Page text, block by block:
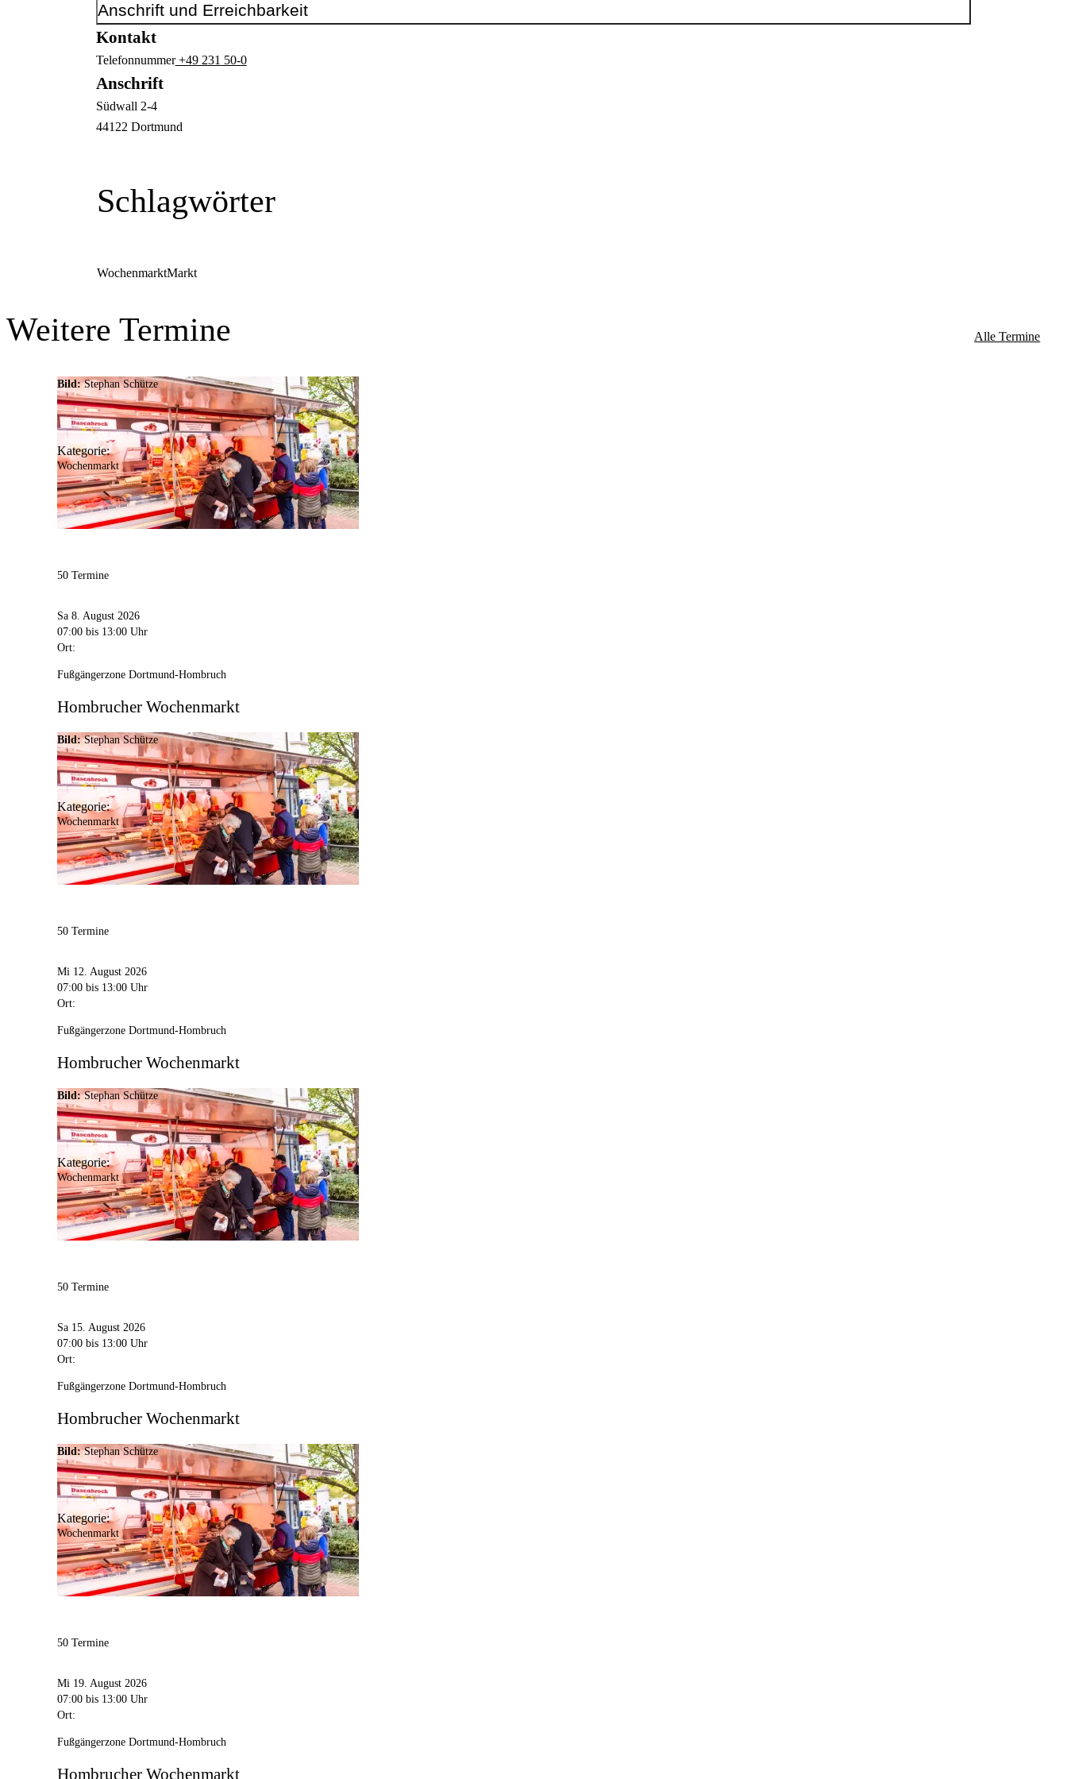
Anschrift und Erreichbarkeit
Kontakt
Telefonnummer+49 231 50-0
Anschrift
Südwall 2-4
44122 Dortmund
Schlagwörter
WochenmarktMarkt
Weitere Termine Alle Termine
Bild: Stephan Schütze
Kategorie:
Wochenmarkt
50 Termine
Sa 8. August 2026
07:00 bis 13:00 Uhr
Ort:
Fußgängerzone Dortmund-Hombruch
Hombrucher Wochenmarkt
Bild: Stephan Schütze
Kategorie:
Wochenmarkt
50 Termine
Mi 12. August 2026
07:00 bis 13:00 Uhr
Ort:
Fußgängerzone Dortmund-Hombruch
Hombrucher Wochenmarkt
Bild: Stephan Schütze
Kategorie:
Wochenmarkt
50 Termine
Sa 15. August 2026
07:00 bis 13:00 Uhr
Ort:
Fußgängerzone Dortmund-Hombruch
Hombrucher Wochenmarkt
Bild: Stephan Schütze
Kategorie:
Wochenmarkt
50 Termine
Mi 19. August 2026
07:00 bis 13:00 Uhr
Ort:
Fußgängerzone Dortmund-Hombruch
Hombrucher Wochenmarkt